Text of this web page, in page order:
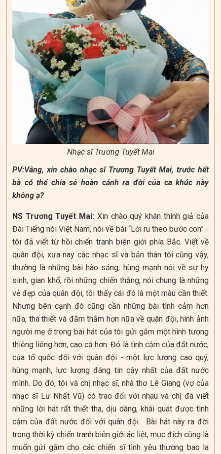
Nhạc sĩ Trương Tuyết Mai
PV:Vâng, xin chào nhạc sĩ Trương Tuyết Mai, trước hết
bà có thể chia sẻ hoàn cảnh ra đời của ca khúc này
không ạ?
NS Trương Tuyết Mai: Xin chào quý khán thính giả của
Đài Tiếng nói Việt Nam, nói về bài “Lời ru theo bước con” -
tôi đã viết từ hồi chiến tranh biên giới phía Bắc. Viết về
quân đội, xưa nay các nhạc sĩ và bản thân tôi cũng vậy,
thường là những bài hào sảng, hùng mạnh nói về sự hy
sinh, gian khổ, rồi những chiến thắng, nói chung là những
vẻ đẹp của quân đội, tôi thấy cái đó là một màu cần thiết.
Nhưng bên cạnh đó cũng cần những bài tình cảm hơn
nữa, tha thiết và đằm thắm hơn nữa về quân đội, hình ảnh
người mẹ ở trong bài hát của tôi gửi gắm một hình tượng
thiêng liêng hơn, cao cả hơn. Đó là tình cảm của đất nước,
của tổ quốc đối với quân đội - một lực lượng cao quý,
hùng mạnh, lực lượng đáng tin cậy nhất của đất nước
mình. Do đó, tôi và chị nhạc sĩ, nhà thơ Lê Giang (vợ của
nhạc sĩ Lư Nhất Vũ) có trao đổi với nhau và chị đã viết
những lời hát rất thiết tha, dịu dàng, khái quát được tình
cảm của đất nước đối với quân đội. Bài hát này ra đời
trong thời kỳ chiến tranh biên giới ác liệt, mục đích cũng là
muốn gửi gắm cho các chiến sĩ tình yêu thương bao la